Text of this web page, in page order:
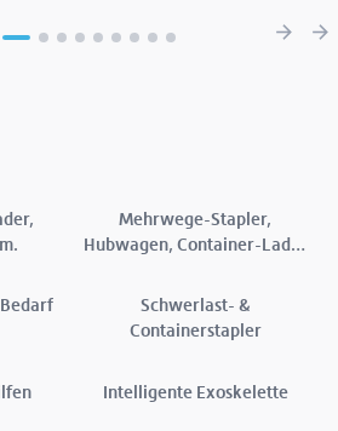
Mehrwege-Stapler,
Hubwagen, Container-Lader
Schwerlast- &
Containerstapler
Intelligente Exoskelette